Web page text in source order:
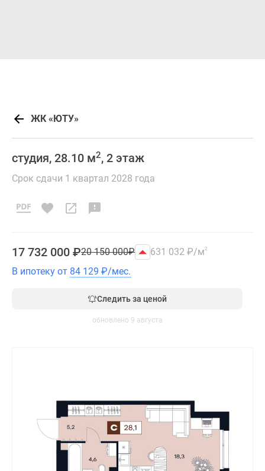
ЖК «ЮТУ»
студия, 28.10 м2, 2 этаж
Срок сдачи 1 квартал 2028 года
17 732 000 ₽20 150 000₽ 631 032 ₽/м2
В ипотеку от 84 129 ₽/мес.
Следить за ценой
обновлено 9 августа